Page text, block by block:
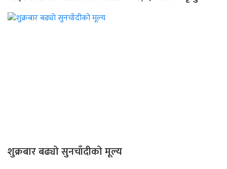
शुक्रबार बढ्यो सुनचाँदीको मूल्य